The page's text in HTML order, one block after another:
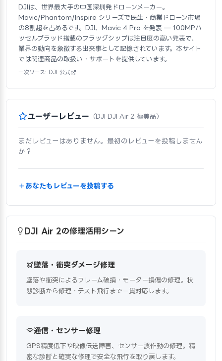
DJIは、世界最大手の中国深圳発ドローンメーカー。
Mavic/Phantom/Inspire シリーズで民生・商業ドローン市場
の8割超を占めるです。DJI、Mavic 4 Pro を発表 — 100MPハ
ッセルブラッド搭載のフラッグシップは注目度の高い発表で、
業界の動向を象徴する出来事として記憶されています。本サイト
では関連商品の取扱い・サポートを提供しています。
一次ソース: DJI 公式
ユーザーレビュー （DJI DJI Air 2 極美品）
まだレビューはありません。最初のレビューを投稿しません
か？
あなたもレビューを投稿する
DJI Air 2の修理活用シーン
墜落・衝突ダメージ修理
墜落や衝突によるフレーム破損・モーター損傷の修理。状
態診断から修理・テスト飛行まで一貫対応します。
通信・センサー修理
GPS精度低下や映像伝送障害、センサー誤作動の修理。精
密な診断と確実な修理で安全な飛行を取り戻します。